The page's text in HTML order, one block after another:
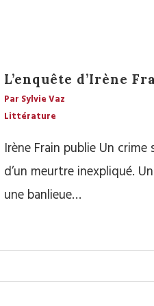
L’enquête d’Irène
Par Sylvie Vaz
Littérature
Irène Frain publie Un
d’un meurtre inexpliqué.
une banlieue…